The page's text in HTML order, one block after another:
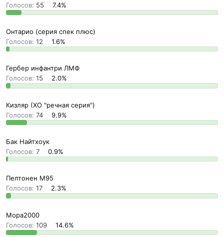
Голосов: 55 7.4%
Онтарио (серия спек плюс)
Голосов: 12 1.6%
Гербер инфантри ЛMФ
Голосов: 15 2.0%
Кизляр (ХО "речная серия")
Голосов: 74 9.9%
Бак Найтхоук
Голосов: 7 0.9%
Пелтонен М95
Голосов: 17 2.3%
Мора2000
Голосов: 109 14.6%